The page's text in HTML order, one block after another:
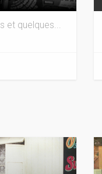
et quelques...